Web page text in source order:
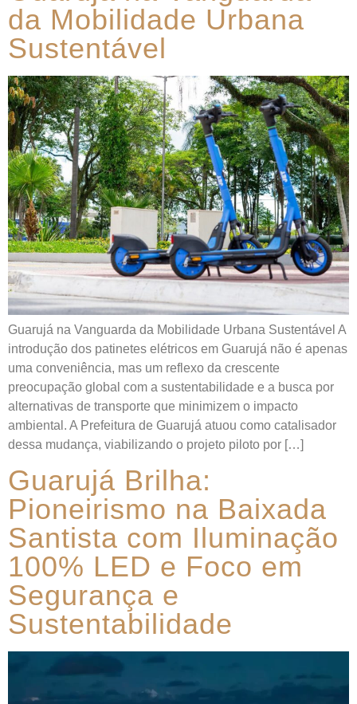
da Mobilidade Urbana
Sustentável
Guarujá na Vanguarda da Mobilidade Urbana Sustentável A
introdução dos patinetes elétricos em Guarujá não é apenas
uma conveniência, mas um reflexo da crescente
preocupação global com a sustentabilidade e a busca por
alternativas de transporte que minimizem o impacto
ambiental. A Prefeitura de Guarujá atuou como catalisador
dessa mudança, viabilizando o projeto piloto por […]
Guarujá Brilha:
Pioneirismo na Baixada
Santista com Iluminação
100% LED e Foco em
Segurança e
Sustentabilidade